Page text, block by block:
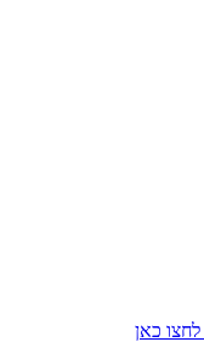
לחצו כאן